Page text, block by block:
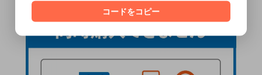
コードをコピー